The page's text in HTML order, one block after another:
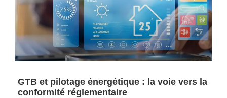
GTB et pilotage énergétique : la voie vers la
conformité réglementaire